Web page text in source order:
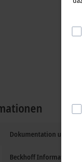
Dokumentation und
Beckhoff Information